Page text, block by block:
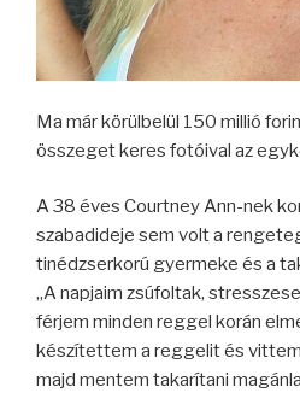
Ma már körülbelül 150 millió
összeget keres fotóival az
A 38 éves Courtney Ann-nek
szabadideje sem volt a
tinédzserkorú gyermeke és a
„A napjaim zsúfoltak,
férjem minden reggel korán
készítettem a reggelit és vittem
majd mentem takarítani